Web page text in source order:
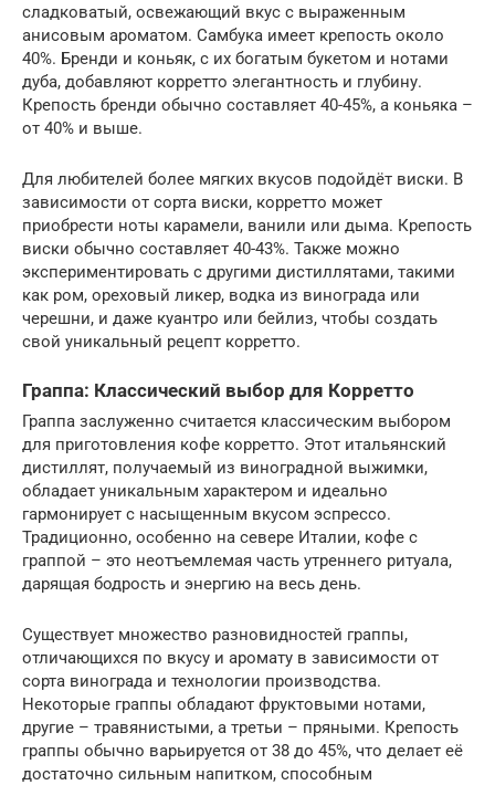
сладковатый, освежающий вкус с выраженным
анисовым ароматом. Самбука имеет крепость около
40%. Бренди и коньяк, с их богатым букетом и нотами
дуба, добавляют корретто элегантность и глубину.
Крепость бренди обычно составляет 40-45%, а коньяка –
от 40% и выше.
Для любителей более мягких вкусов подойдёт виски. В
зависимости от сорта виски, корретто может
приобрести ноты карамели, ванили или дыма. Крепость
виски обычно составляет 40-43%. Также можно
экспериментировать с другими дистиллятами, такими
как ром, ореховый ликер, водка из винограда или
черешни, и даже куантро или бейлиз, чтобы создать
свой уникальный рецепт корретто.
Граппа: Классический выбор для Корретто
Граппа заслуженно считается классическим выбором
для приготовления кофе корретто. Этот итальянский
дистиллят, получаемый из виноградной выжимки,
обладает уникальным характером и идеально
гармонирует с насыщенным вкусом эспрессо.
Традиционно, особенно на севере Италии, кофе с
граппой – это неотъемлемая часть утреннего ритуала,
дарящая бодрость и энергию на весь день.
Существует множество разновидностей граппы,
отличающихся по вкусу и аромату в зависимости от
сорта винограда и технологии производства.
Некоторые граппы обладают фруктовыми нотами,
другие – травянистыми, а третьи – пряными. Крепость
граппы обычно варьируется от 38 до 45%, что делает её
достаточно сильным напитком, способным